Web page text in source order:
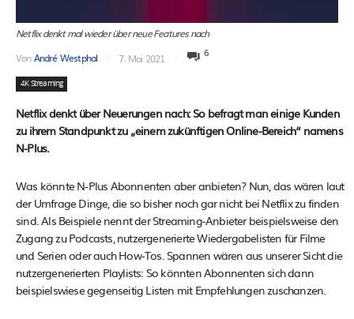
Netflix denkt mal wieder über neue Features nach
VonAndré Westphal 7. Mai 2021 6
4K Streaming
Netflix denkt über Neuerungen nach: So befragt man einige Kunden
zu ihrem Standpunkt zu „einem zukünftigen Online-Bereich“ namens
N-Plus.
Was könnte N-Plus Abonnenten aber anbieten? Nun, das wären laut
der Umfrage Dinge, die so bisher noch gar nicht bei Netflix zu finden
sind. Als Beispiele nennt der Streaming-Anbieter beispielsweise den
Zugang zu Podcasts, nutzergenerierte Wiedergabelisten für Filme
und Serien oder auch How-Tos. Spannen wären aus unserer Sicht die
nutzergenerierten Playlists: So könnten Abonnenten sich dann
beispielswiese gegenseitig Listen mit Empfehlungen zuschanzen.